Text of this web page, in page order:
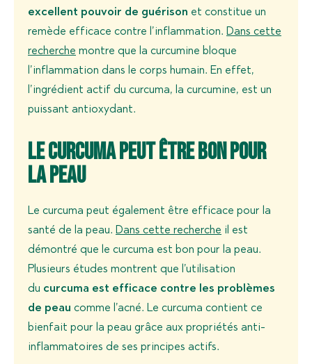
excellent pouvoir de guérison et constitue un
remède efficace contre l’inflammation. Dans cette
recherche montre que la curcumine bloque
l’inflammation dans le corps humain. En effet,
l’ingrédient actif du curcuma, la curcumine, est un
puissant antioxydant.
Le curcuma peut être bon pour
la peau
Le curcuma peut également être efficace pour la
santé de la peau. Dans cette recherche il est
démontré que le curcuma est bon pour la peau.
Plusieurs études montrent que l’utilisation
du curcuma est efficace contre les problèmes
de peau comme l’acné. Le curcuma contient ce
bienfait pour la peau grâce aux propriétés anti-
inflammatoires de ses principes actifs.